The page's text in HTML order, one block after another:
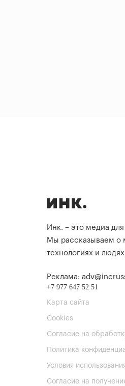
Инк. – это медиа
Мы рассказываем о
технологиях и
Реклама:
+7 977 647 52 51
Карта сайта
Cookies
Согласие на
Политика
Условия
Согласие на